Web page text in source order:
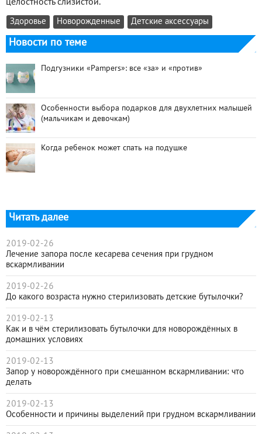
целостность слизистой.
Здоровье Новорожденные Детские аксессуары
Новости по теме
Подгузники «Pampers»: все «за» и «против»
Особенности выбора подарков для двухлетних малышей
(мальчикам и девочкам)
Когда ребенок может спать на подушке
Читать далее
2019-02-26
Лечение запора после кесарева сечения при грудном
вскармливании
2019-02-26
До какого возраста нужно стерилизовать детские бутылочки?
2019-02-13
Как и в чём стерилизовать бутылочки для новорождённых в
домашних условиях
2019-02-13
Запор у новорождённого при смешанном вскармливании: что
делать
2019-02-13
Особенности и причины выделений при грудном вскармливании